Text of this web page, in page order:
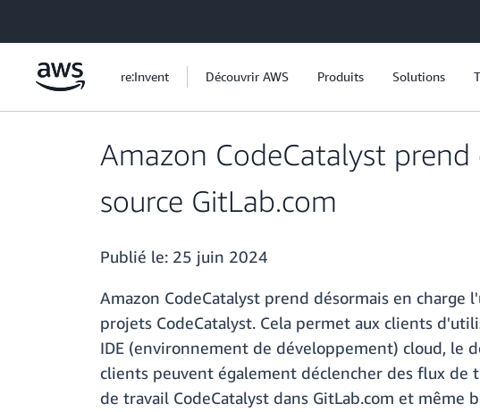
re:Invent Découvrir AWS Produits Solutions
Amazon CodeCatalyst
source GitLab.com
Publié le: 25 juin 2024
Amazon CodeCatalyst prend désormais en
projets CodeCatalyst. Cela permet aux clients
IDE (environnement de développement) cloud, le
clients peuvent également déclencher des flux de
de travail CodeCatalyst dans GitLab.com et